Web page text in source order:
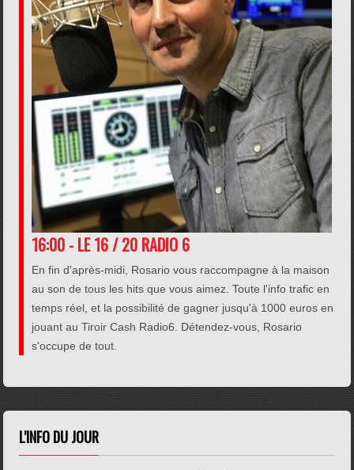
16:00 - LE 16 / 20 RADIO 6
En fin d'après-midi, Rosario vous raccompagne à la maison
au son de tous les hits que vous aimez. Toute l'info trafic en
temps réel, et la possibilité de gagner jusqu'à 1000 euros en
jouant au Tiroir Cash Radio6. Détendez-vous, Rosario
s'occupe de tout.
L'INFO DU JOUR